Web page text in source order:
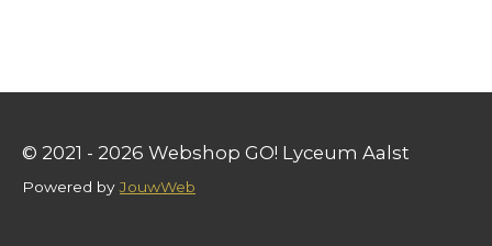
© 2021 - 2026 Webshop GO! Lyceum Aalst
Powered byJouwWeb